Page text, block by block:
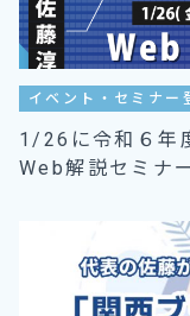
イベント・セミナー
1/26に令和６年
Web解説セミナ